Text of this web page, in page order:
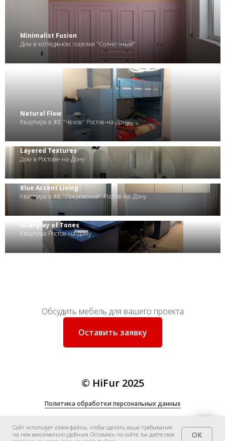
Minimalist Fusion
Дом в коттеджном поселке "Солнечный"
Natural Flow
Квартира в ЖК "Чехов" Ростов-на-Дону
Layered Textures
Дом в Ростове-на-Дону
Blue Accent Living
Квартира в ЖК "Покровский" Ростов-на-Дону
Interplay of Tones
Квартира Ростов-на-Дону
Обсудить мебель для вашего проекта
Оставить заявку
Сайт использует cookie-файлы, чтобы сделать ваше пребывание
на нем максимально удобным. Оставаясь на сайте, вы даёте свое
OK
© HiFur 2025
Политика обработки персональных данных